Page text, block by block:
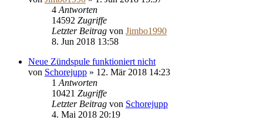
4 Antworten
14592 Zugriffe
Letzter Beitrag von Jimbo1990
8. Jun 2018 13:58
Neue Zündspule funktioniert nicht
von Schorejupp » 12. Mär 2018 14:23
1 Antworten
10421 Zugriffe
Letzter Beitrag von Schorejupp
4. Mai 2018 20:19